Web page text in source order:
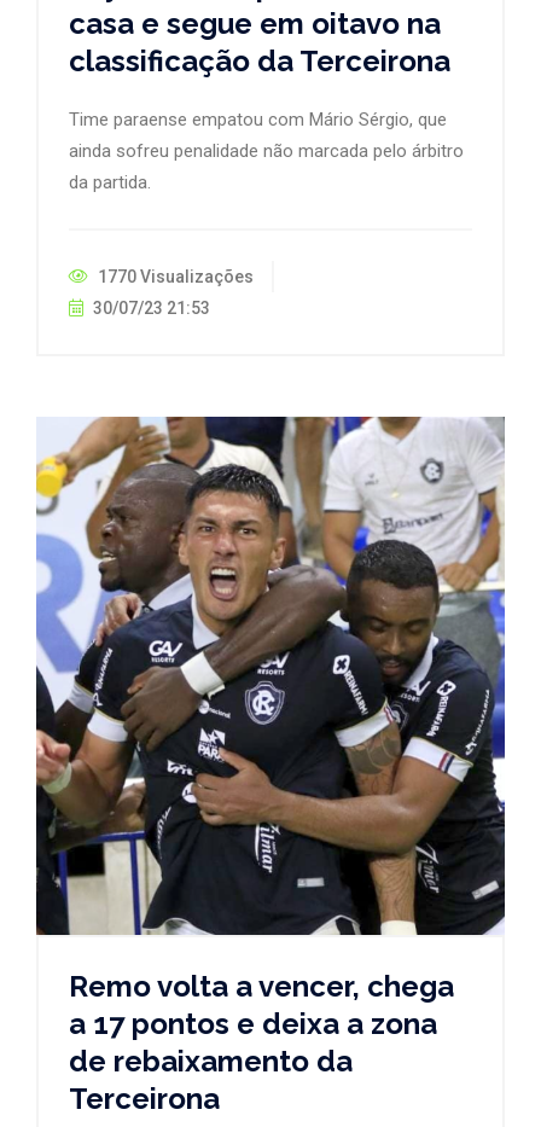
casa e segue em oitavo na
classificação da Terceirona
Time paraense empatou com Mário Sérgio, que
ainda sofreu penalidade não marcada pelo árbitro
da partida.
1770 Visualizações
30/07/23 21:53
Remo volta a vencer, chega
a 17 pontos e deixa a zona
de rebaixamento da
Terceirona